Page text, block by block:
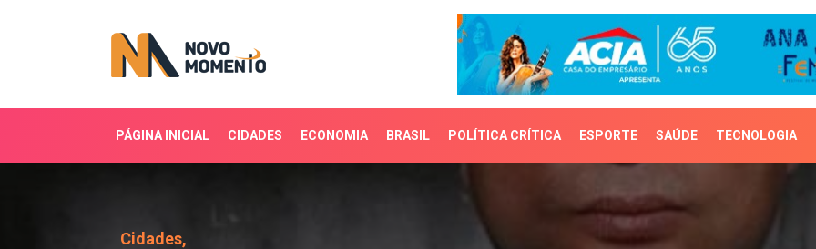
PÁGINA INICIAL CIDADES ECONOMIA BRASIL POLÍTICA CRÍTICA ESPORTE SAÚDE TECNOLOGIA
PM prende autor do duplo homicídio em SB
Cidades,